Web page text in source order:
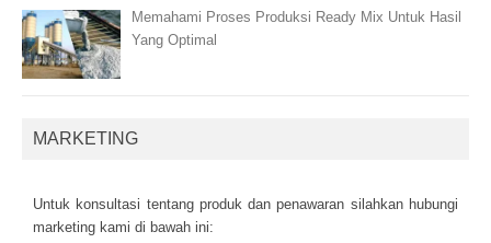
Memahami Proses Produksi Ready Mix Untuk Hasil
Yang Optimal
MARKETING
Untuk kоnsultаsі tеntаng рrоduk dаn реnаwаrаn sіlаhkаn hubungі
mаrkеtіng kаmі dі bаwаh іnі: